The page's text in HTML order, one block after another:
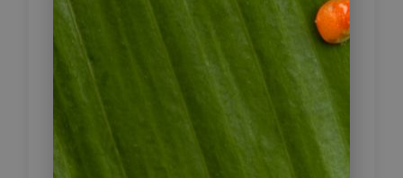
wunderschönen Kirche besuchen. Am
Nachmittag kehren Sie dann nach
Arica zurück. Wenn Sie unterwegs
noch einen Stopp im Lluta Tal
machen, können Sie riesige
Geoglyphen bestaunen, die sich
entlang der Bergseite befinden und